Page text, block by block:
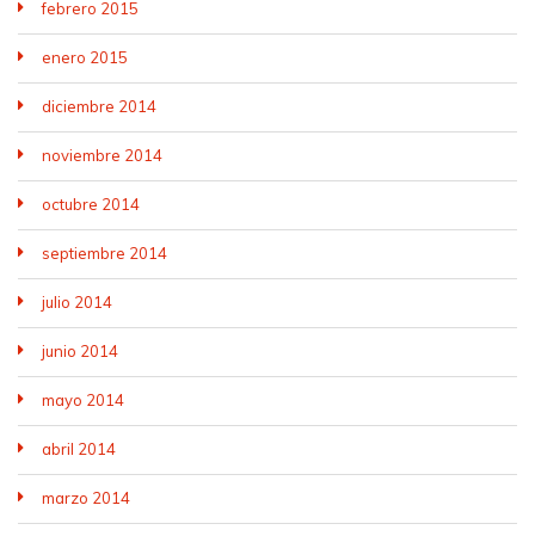
febrero 2015
enero 2015
diciembre 2014
noviembre 2014
octubre 2014
septiembre 2014
julio 2014
junio 2014
mayo 2014
abril 2014
marzo 2014